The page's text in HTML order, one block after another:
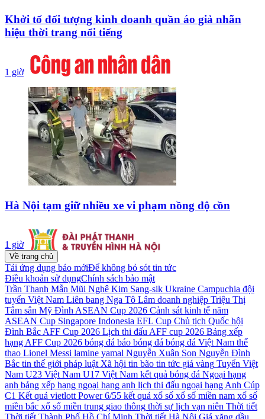
Khởi tố đối tượng kinh doanh quần áo giả nhãn
hiệu thời trang nổi tiếng
1 giờ
Hà Nội tạm giữ nhiều xe vi phạm nồng độ cồn
1 giờ
Về trang chủ
Tải ứng dụng báo mớiĐể không bỏ sót tin tức
Điều khoản sử dụngChính sách bảo mật
Trần Thanh Mẫn Mũi Nghê Kim Sang-sik Ukraine Campuchia đội
tuyển Việt Nam Liên bang Nga Tô Lâm doanh nghiệp Triệu Thị
Tâm sân Mỹ Đình ASEAN Cup 2026 Cảnh sát kinh tế năm
ASEAN Cup Singapore Indonesia EFL Cup Chủ tịch Quốc hội
Đình Bắc AFF Cup 2026 Lịch thi đấu AFF cup 2026 Bảng xếp
hạng AFF Cup 2026 bóng đá báo bóng đá bóng đá Việt Nam thể
thao Lionel Messi lamine yamal Nguyễn Xuân Son Nguyễn Đình
Bắc tin thế giới pháp luật Xã hội tin bão tin tức giá vàng Tuyển Việt
Nam U23 Việt Nam U17 Việt Nam kết quả bóng đá Ngoại hạng
anh bảng xếp hạng ngoại hạng anh lịch thi đấu ngoại hạng Anh Cúp
C1 Kết quả vietlott Power 6/55 kết quả xổ số xổ số miền nam xổ số
miền bắc xổ số miền trung giao thông thời sự lịch vạn niên Thời tiết